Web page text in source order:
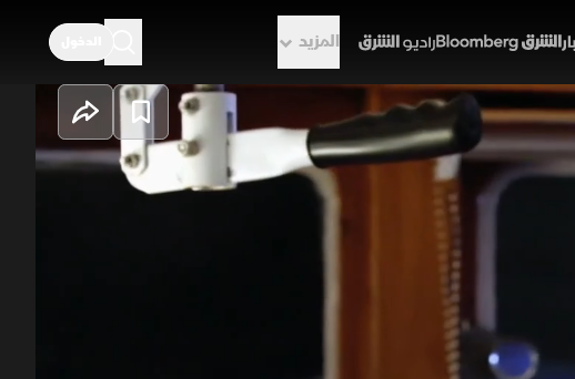
المزيد
أفراد الطاقم النرويجي الذي يتصرف
خلال مهمة صيد محفوفة بالمخاطر. وفي
من الارتطام بالساحل الصخري للنرويج،